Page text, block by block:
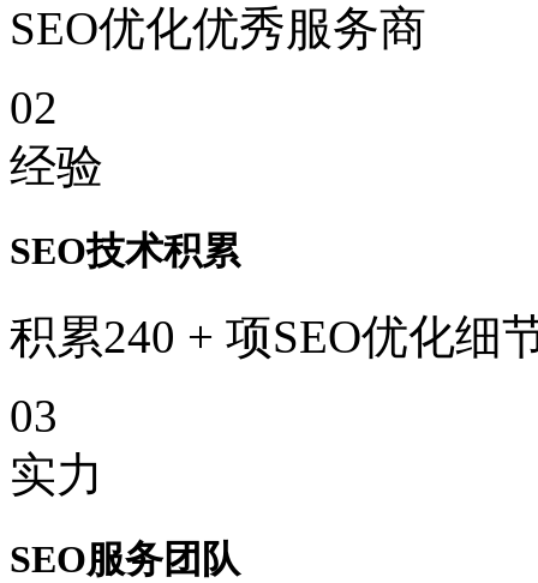
SEO优化优秀服务商
02
经验
SEO技术积累
积累240 + 项SEO优化细
03
实力
SEO服务团队